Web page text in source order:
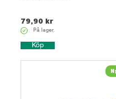
79,90 kr
På lager.
Köp